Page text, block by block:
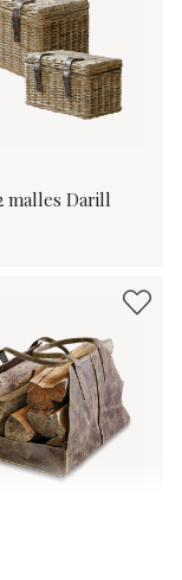
malles Darill
bûches Bassila